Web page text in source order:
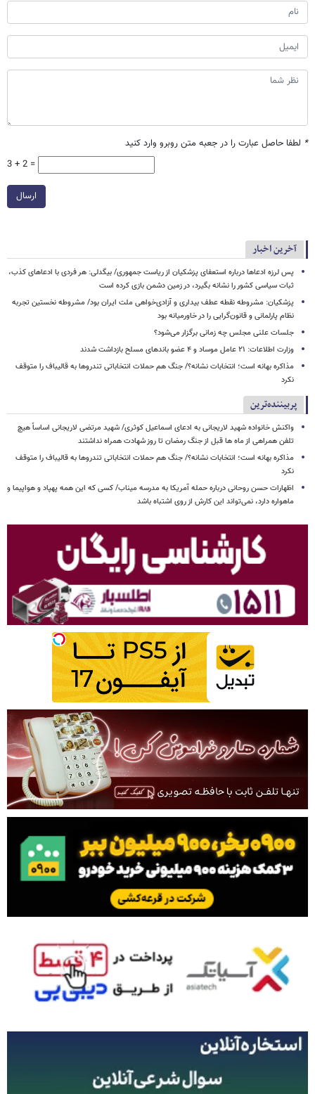
* لطفا حاصل عبارت را در جعبه متن روبرو وارد کنید
3 + 2 =
ارسال
آخرین اخبار
پس لرزه ادعاها درباره استعفای پزشکیان از ریاست جمهوری/ بیگدلی: هر فردی با ادعاهای کذب،
ثبات سیاسی کشور را نشانه بگیرد، در زمین دشمن بازی کرده است
پزشکیان: مشروطه نقطه عطف بیداری و آزادی‌خواهی ملت ایران بود/ مشروطه نخستین تجربه
نظام پارلمانی و قانون‌گرایی را در خاورمیانه بود
جلسات علنی مجلس چه زمانی برگزار می‌شود؟
وزارت اطلاعات: ۲۱ عامل موساد و ۴ عضو باندهای مسلح بازداشت شدند
مذاکره بهانه است؛ انتخابات نشانه؟/ جنگ هم حملات انتخاباتی تندروها به قالیباف را متوقف
نکرد
پربیننده‌ترین
واکنش خانواده شهید لاریجانی به ادعای اسماعیل کوثری/ شهید مرتضی لاریجانی اساساً هیچ
تلفن همراهی از ماه ها قبل از جنگ رمضان تا روز شهادت همراه نداشتند
مذاکره بهانه است؛ انتخابات نشانه؟/ جنگ هم حملات انتخاباتی تندروها به قالیباف را متوقف
نکرد
اظهارات حسن روحانی درباره حمله آمریکا به مدرسه میناب/ کسی که این همه پهپاد و هواپیما و
ماهواره دارد، نمی‌تواند این کارش از روی اشتباه باشد